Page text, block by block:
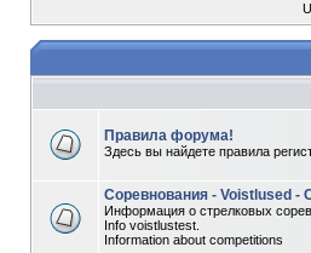
Правила форума!
Здесь вы найдете правила
Соревнования - Voistlused -
Информация о стрелковых
Info voistlustest.
Information about competitions